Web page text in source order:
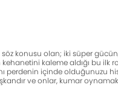
konusu olan; iki süper
kaleme aldığı bu
perdenin içinde olduğunuzu
ve onlar, kumar